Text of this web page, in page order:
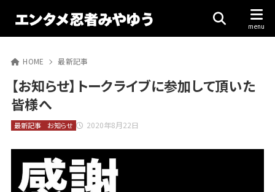
HOME 最新記事
【お知らせ】トークライブに参加して頂いた
皆様へ
2020年8月22日
最新記事 お知らせ